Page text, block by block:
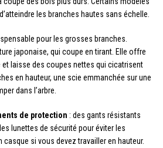
les branches hautes sans échelle.
pour les grosses branches.
japonaise, qui coupe en tirant. Elle offre
et laisse des coupes nettes qui cicatrisent
en hauteur, une scie emmanchée sur une
dans l’arbre.
de protection : des gants résistants
lunettes de sécurité pour éviter les
si vous devez travailler en hauteur.